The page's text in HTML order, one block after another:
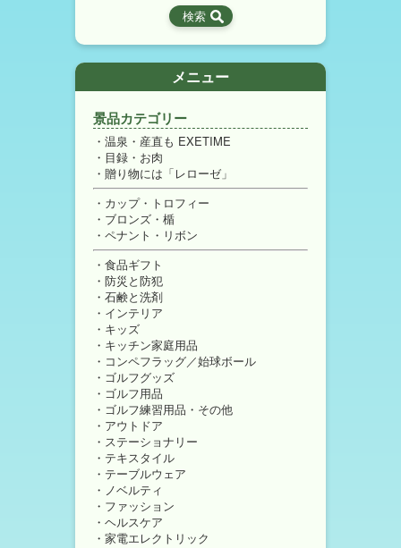
メニュー
景品カテゴリー
温泉・産直も EXETIME
目録・お肉
贈り物には「レローゼ」
カップ・トロフィー
ブロンズ・楯
ペナント・リボン
食品ギフト
防災と防犯
石鹸と洗剤
インテリア
キッズ
キッチン家庭用品
コンペフラッグ／始球ボール
ゴルフグッズ
ゴルフ用品
ゴルフ練習用品・その他
アウトドア
ステーショナリー
テキスタイル
テーブルウェア
ノベルティ
ファッション
ヘルスケア
家電エレクトリック